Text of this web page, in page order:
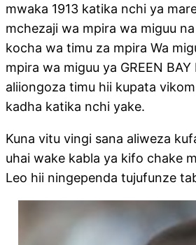
mwaka 1913 katika nchi ya
mchezaji wa mpira wa miguu
kocha wa timu za mpira Wa
mpira wa miguu ya GREEN BAY
aliiongoza timu hii kupata
kadha katika nchi yake.
Kuna vitu vingi sana aliweza
uhai wake kabla ya kifo chake
Leo hii ningependa tujufunze